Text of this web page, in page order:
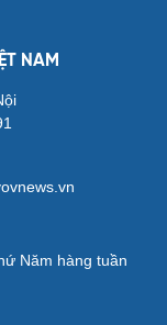
NAM
Năm hàng tuần